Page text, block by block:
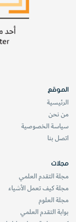
الموقع
الرئيسية
من نحن
سياسة الخصوصية
اتصل بنا
مجلات
مجلة التقدم العلمي
مجلة كيف تعمل الأشياء
مجلة العلوم
بوابة التقدم العلمي